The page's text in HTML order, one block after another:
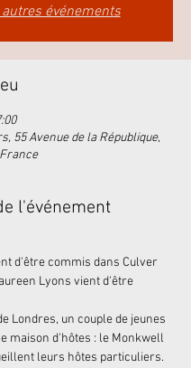
événements
55 Avenue de la République,
l'événement
d'être commis dans Culver
Lyons vient d'être
Londres, un couple de jeunes
maison d'hôtes : le Monkwell
leurs hôtes particuliers.